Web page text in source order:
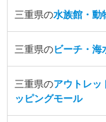
三重県の水族館・動
三重県のビーチ・海
三重県のアウトレッ
ッピングモール